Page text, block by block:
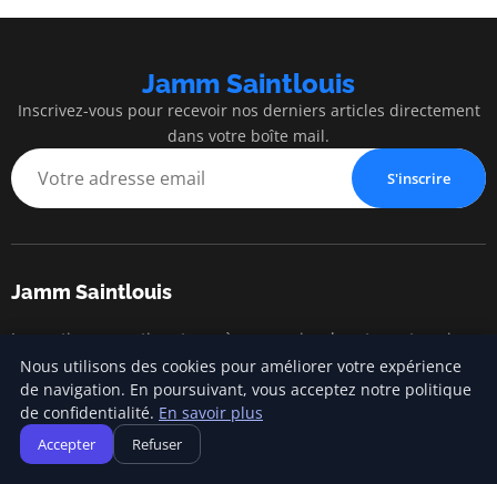
Jamm Saintlouis
Inscrivez-vous pour recevoir nos derniers articles directement
dans votre boîte mail.
S'inscrire
Jamm Saintlouis
Innovation, expertise et succès au service de votre entreprise
Catégories
Gestion financière
Nous utilisons des cookies pour améliorer votre expérience
de navigation. En poursuivant, vous acceptez notre politique
de confidentialité. En savoir plus
Accepter Refuser